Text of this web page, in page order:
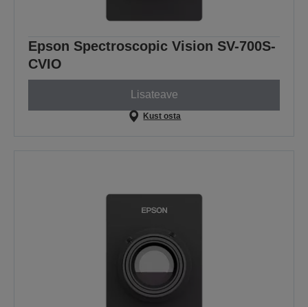
Epson Spectroscopic Vision SV-700S-
CVIO
Lisateave
Kust osta